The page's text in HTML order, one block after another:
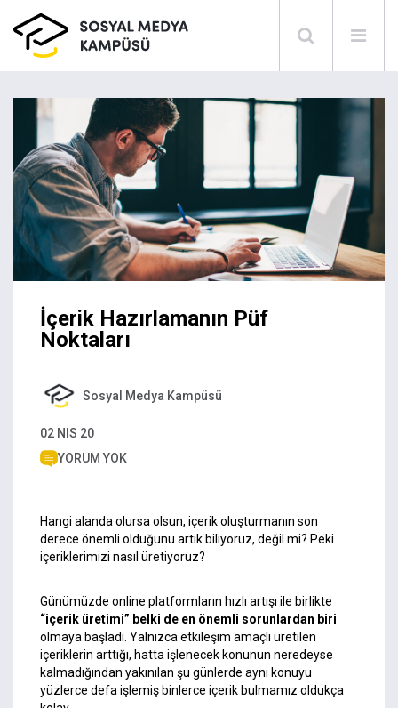
İçerik Hazırlamanın Püf
Noktaları
Sosyal Medya Kampüsü
02 NIS 20
YORUM YOK
Hangi alanda olursa olsun, içerikoluşturmanın son
derece önemli olduğunu artık biliyoruz, değil mi? Peki
içeriklerimizi nasıl üretiyoruz?
Günümüzde online platformların hızlı artışı ile birlikte
“içerik üretimi” belki de en önemli sorunlardan biri
olmaya başladı. Yalnızca etkileşim amaçlı üretilen
içeriklerin arttığı, hatta işlenecek konunun neredeyse
kalmadığından yakınılan şu günlerde aynı konuyu
yüzlerce defa işlemiş binlerce içerik bulmamız oldukça